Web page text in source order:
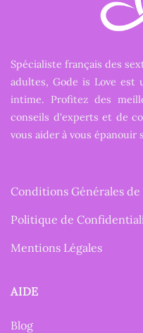
Spécialiste français des
adultes, Gode is Love est
intime. Profitez des
conseils d'experts et de
vous aider à vous épanouir
Conditions Générales de
Politique de
Mentions Légales
AIDE
Blog